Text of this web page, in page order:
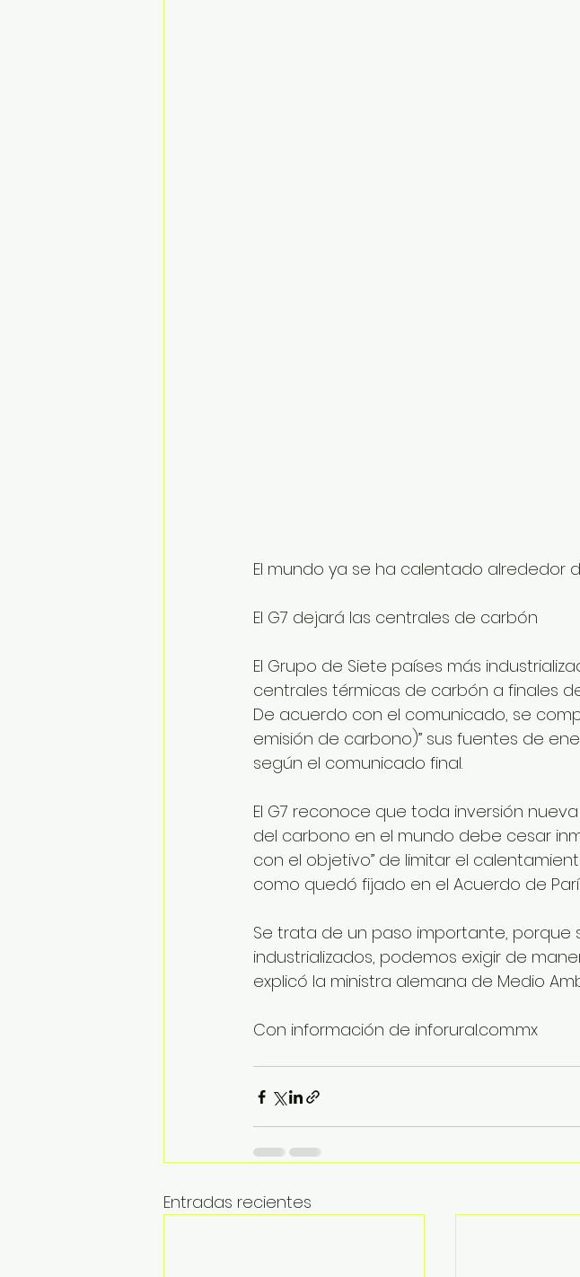
El mundo ya se ha calentado alrededor
El G7 dejará las centrales de carbón
El Grupo de Siete países más
centrales térmicas de carbón a finales
De acuerdo con el comunicado, se
emisión de carbono)” sus fuentes de
según el comunicado final.
El G7 reconoce que toda inversión
del carbono en el mundo debe cesar
con el objetivo” de limitar el
como quedó fijado en el Acuerdo de
Se trata de un paso importante, porque
industrializados, podemos exigir de
explicó la ministra alemana de Medio
Con información de inforural.com.mx
Entradas recientes